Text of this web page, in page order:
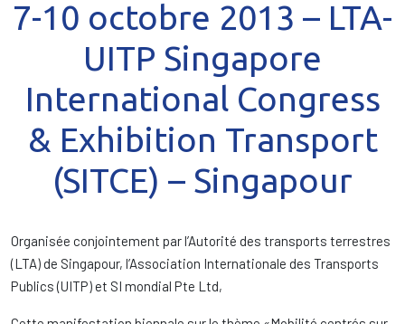
7-10 octobre 2013 – LTA-
UITP Singapore
International Congress
& Exhibition Transport
(SITCE) – Singapour
Organisée conjointement par l’Autorité des transports terrestres
(LTA) de Singapour, l’Association Internationale des Transports
Publics (UITP) et SI mondial Pte Ltd,